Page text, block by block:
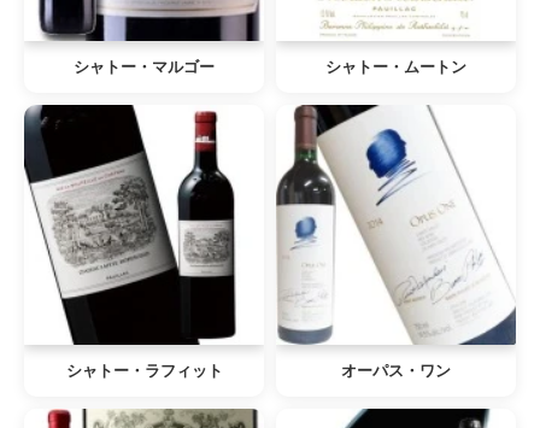
シャトー・マルゴー シャトー・ムートン
シャトー・ラフィット オーパス・ワン